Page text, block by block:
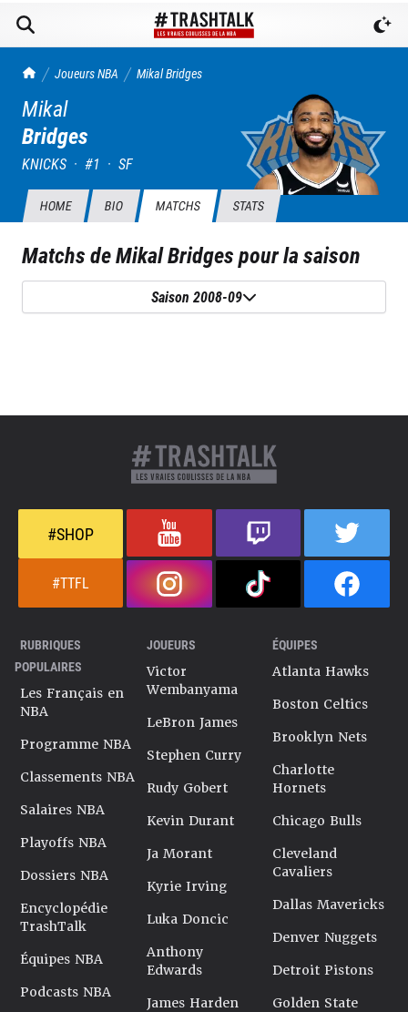
TrashTalk Actu NBA
Joueurs NBA MikalBridges
Mikal
Bridges
KNICKS · #1 · SF
HOME BIO MATCHS STATS
Matchs deMikal Bridgespour la saison
Saison 2008-09
#SHOP
#TTFL
RUBRIQUES
POPULAIRES
Les Français en
NBA
Programme NBA
Classements NBA
Salaires NBA
Playoffs NBA
Dossiers NBA
Encyclopédie
TrashTalk
Équipes NBA
Podcasts NBA
JOUEURS
Victor
Wembanyama
LeBron James
Stephen Curry
Rudy Gobert
Kevin Durant
Ja Morant
Kyrie Irving
Luka Doncic
Anthony
Edwards
James Harden
ÉQUIPES
Atlanta Hawks
Boston Celtics
Brooklyn Nets
Charlotte
Hornets
Chicago Bulls
Cleveland
Cavaliers
Dallas Mavericks
Denver Nuggets
Detroit Pistons
Golden State